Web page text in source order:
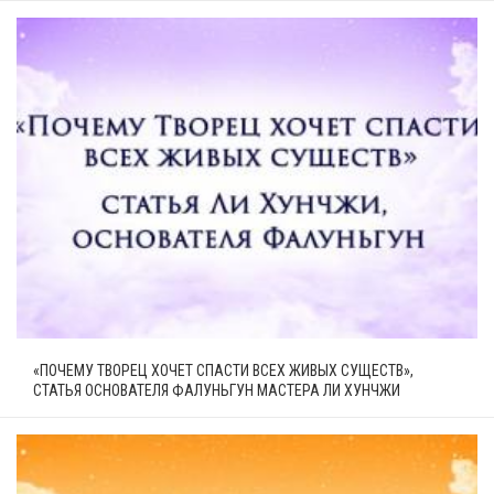
«ПОЧЕМУ ТВОРЕЦ ХОЧЕТ СПАСТИ ВСЕХ ЖИВЫХ СУЩЕСТВ»,
СТАТЬЯ ОСНОВАТЕЛЯ ФАЛУНЬГУН МАСТЕРА ЛИ ХУНЧЖИ